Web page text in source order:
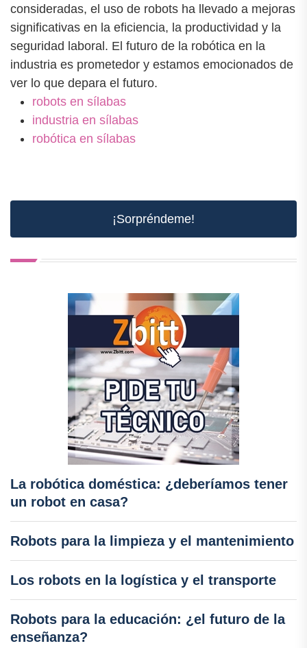
consideradas, el uso de robots ha llevado a mejoras
significativas en la eficiencia, la productividad y la
seguridad laboral. El futuro de la robótica en la
industria es prometedor y estamos emocionados de
ver lo que depara el futuro.
robots en sílabas
industria en sílabas
robótica en sílabas
¡Sorpréndeme!
La robótica doméstica: ¿deberíamos tener
un robot en casa?
Robots para la limpieza y el mantenimiento
Los robots en la logística y el transporte
Robots para la educación: ¿el futuro de la
enseñanza?